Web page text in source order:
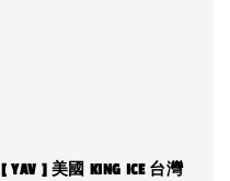
[ YAV ] 美國 KING ICE 台灣